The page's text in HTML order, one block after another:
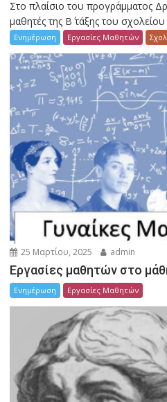
Στο πλαίσιο του προγράμματος
μαθητές της Β΄ τάξης του
Ενημέρωση Εργασίες Μαθητών
25 Μαρτίου, 2025 admin
Εργασίες μαθητών στο
Ενημέρωση Εργασίες Μαθητών